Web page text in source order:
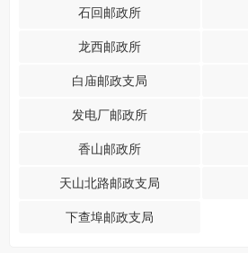
石回邮政所
龙西邮政所
白庙邮政支局
发电厂邮政所
香山邮政所
天山北路邮政支局
下查埠邮政支局